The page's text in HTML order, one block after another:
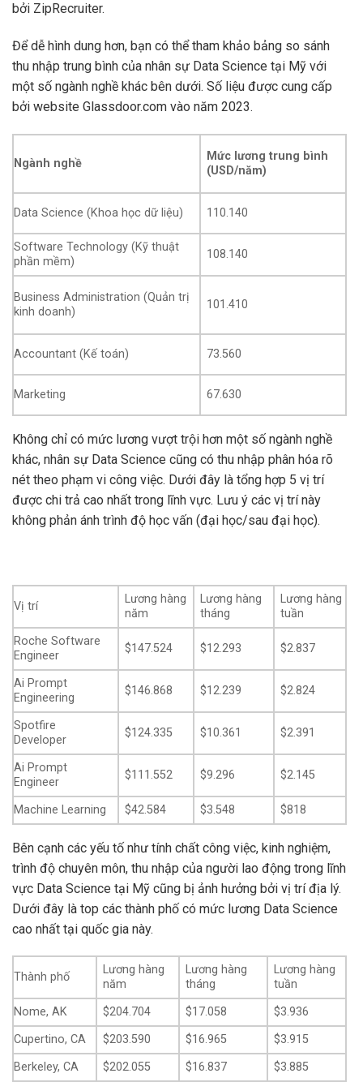
bởi ZipRecruiter.
Để dễ hình dung hơn, bạn có thể tham khảo bảng so sánh
thu nhập trung bình của nhân sự Data Science tại Mỹ với
một số ngành nghề khác bên dưới. Số liệu được cung cấp
bởi website Glassdoor.com vào năm 2023.
Ngành nghề
Mức lương trung bình
(USD/năm)
Data Science (Khoa học dữ liệu) 110.140
Software Technology (Kỹ thuật
phần mềm)
108.140
Business Administration (Quản trị
kinh doanh)
101.410
Accountant (Kế toán) 73.560
Marketing 67.630
Không chỉ có mức lương vượt trội hơn một số ngành nghề
khác, nhân sự Data Science cũng có thu nhập phân hóa rõ
nét theo phạm vi công việc. Dưới đây là tổng hợp 5 vị trí
được chi trả cao nhất trong lĩnh vực. Lưu ý các vị trí này
không phản ánh trình độ học vấn (đại học/sau đại học).
Vị trí
Lương hàng
năm
Lương hàng
tháng
Lương hàng
tuần
Roche Software
Engineer
$147.524 $12.293 $2.837
Ai Prompt
Engineering
$146.868 $12.239 $2.824
Spotfire
Developer
$124.335 $10.361 $2.391
Ai Prompt
Engineer
$111.552 $9.296 $2.145
Machine Learning $42.584 $3.548 $818
Bên cạnh các yếu tố như tính chất công việc, kinh nghiệm,
trình độ chuyên môn, thu nhập của người lao động trong lĩnh
vực Data Science tại Mỹ cũng bị ảnh hưởng bởi vị trí địa lý.
Dưới đây là top các thành phố có mức lương Data Science
cao nhất tại quốc gia này.
Thành phố
Lương hàng
năm
Lương hàng
tháng
Lương hàng
tuần
Nome, AK
$204.704 $17.058
$3.936
Cupertino, CA
$203.590 $16.965
$3.915
Berkeley, CA
$202.055 $16.837 $3.885